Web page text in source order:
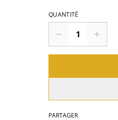
QUANTITÉ
PARTAGER